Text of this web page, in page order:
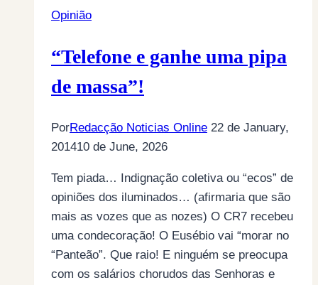
valor
acrescentado
são
em
cartão
de
crédito
bancário
Opinião
“Telefone e ganhe uma pipa
de massa”!
PorRedacção Noticias Online 22 de January,
201410 de June, 2026
Tem piada… Indignação coletiva ou “ecos” de
opiniões dos iluminados… (afirmaria que são
mais as vozes que as nozes) O CR7 recebeu
uma condecoração! O Eusébio vai “morar no
“Panteão”. Que raio! E ninguém se preocupa
com os salários chorudos das Senhoras e